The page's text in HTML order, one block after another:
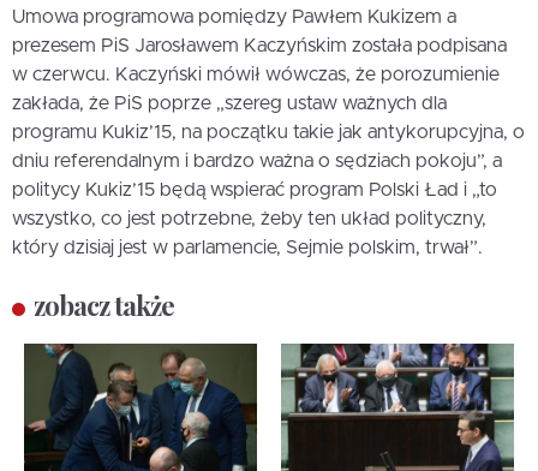
Umowa programowa pomiędzy Pawłem Kukizem a
prezesem PiS Jarosławem Kaczyńskim została podpisana
w czerwcu. Kaczyński mówił wówczas, że porozumienie
zakłada, że PiS poprze „szereg ustaw ważnych dla
programu Kukiz’15, na początku takie jak antykorupcyjna, o
dniu referendalnym i bardzo ważna o sędziach pokoju”, a
politycy Kukiz’15 będą wspierać program Polski Ład i „to
wszystko, co jest potrzebne, żeby ten układ polityczny,
który dzisiaj jest w parlamencie, Sejmie polskim, trwał”.
zobacz także